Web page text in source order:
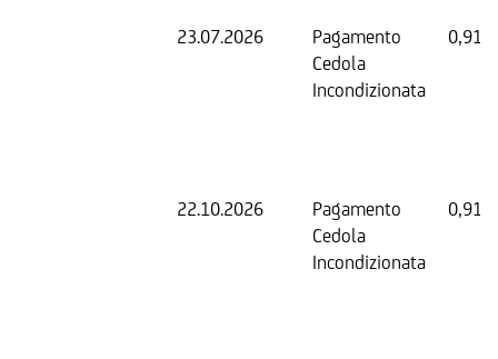
23.07.2026
Pagamento
Cedola
Incondizionata
0,91
22.10.2026
Pagamento
Cedola
Incondizionata
0,91